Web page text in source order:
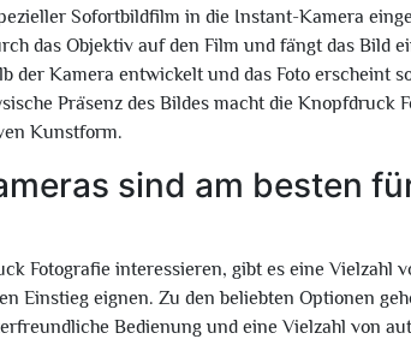
Sofortbildfilm in die Instant-Kamera
das Objektiv auf den Film und fängt das Bild
der Kamera entwickelt und das Foto erscheint
Präsenz des Bildes macht die Knopfdruck
Kunstform.
sind am besten
Fotografie interessieren, gibt es eine Vielzahl
Einstieg eignen. Zu den beliebten Optionen
Bedienung und eine Vielzahl von